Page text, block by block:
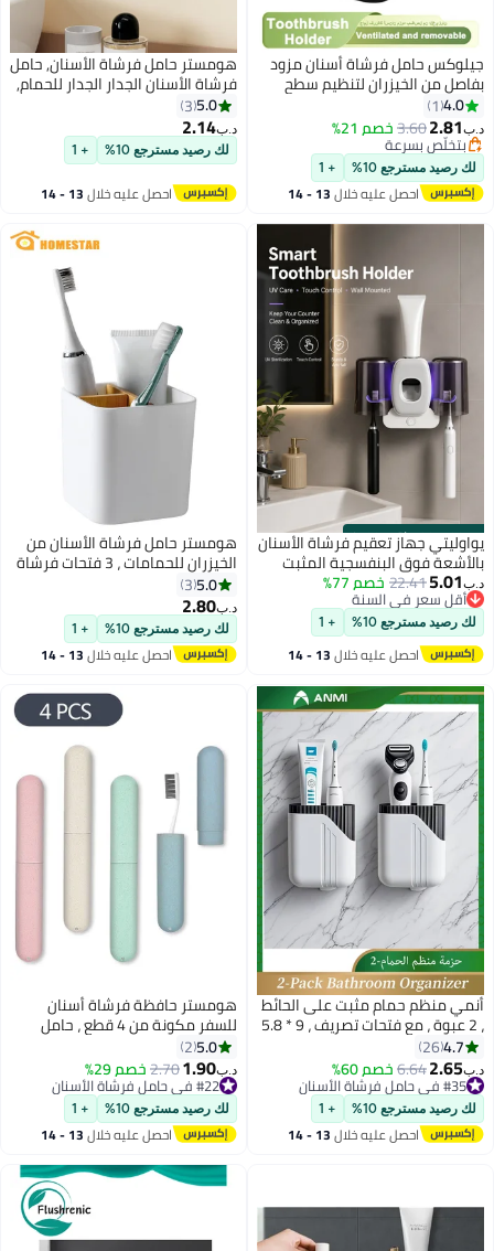
جيلوكس حامل فرشاة أسنان مزود
بفاصل من الخيزران لتنظيم سطح
الحمام، حامل بلاستيكي قابل للفك
ومقاوم للانزلاق لتخزين فرشاة
الأسنان الكهربائية مع نظام تصريف
للمياه، مناسب للاستحمام، سطح
الحمام، ومنضدة التزيين، أسود
4.0
1
د.ب‏2.81
3.60خصم 21%
بتخلّص بسرعة
بتخلّص بسرعة
لك رصيد مسترجع 10% + 1
احصل عليه خلال 13 - 14
اغسطس
هومستر حامل فرشاة الأسنان, حامل
فرشاة الأسنان الجدار الجدار للحمام,
2 فتحات حامل فرشاة الأسنان
الكهربائية, منظم الحمام
5.0
3
د.ب‏2.14
لك رصيد مسترجع 10% + 1
احصل عليه خلال 13 - 14
اغسطس
00m:00s
·باقي 100%
يواوليتي جهاز تعقيم فرشاة الأسنان
بالأشعة فوق البنفسجية المثبت
على الحائط وموزع معجون الأسنان
الأوتوماتيكي، حامل فرشاة أسنان
مقاوم للغبار مزود بكوبين، منظم
حمام لا يحتاج إلى حفر مناسب
للعائلة
د.ب‏5.01
22.41خصم 77%
أقل سعر في السنة
أقل سعر في السنة
لك رصيد مسترجع 10% + 1
احصل عليه خلال 13 - 14
هومستر حامل فرشاة الأسنان من
الخيزران للحمامات ، 3 فتحات فرشاة
الأسنان وحامل معجون الأسنان
الحمام منظم عداد فرشاة الأسنان
الكهربائية ، خيوط الأسنان ، الحلاقة ،
الأبيض
5.0
3
د.ب‏2.80
لك رصيد مسترجع 10% + 1
احصل عليه خلال 13 - 14
أنمي منظم حمام مثبت على الحائط
، 2 عبوة ، مع فتحات تصريف ، 9 * 5.8
* 10 سم (أبيض) 4.7
26
د.ب‏2.65
6.64خصم 60%
#35 في حامل فرشاة الأسنان
#35 في حامل فرشاة الأسنان
لك رصيد مسترجع 10% + 1
احصل عليه خلال 13 - 14
هومستر حافظة فرشاة أسنان
للسفر مكونة من 4 قطع ، حامل
بلاستيكي قابل للتنفس والتخييم في
المنزل المدرسي
5.0
2
د.ب‏1.90
2.70خصم 29%
#22 في حامل فرشاة الأسنان
#22 في حامل فرشاة الأسنان
لك رصيد مسترجع 10% + 1
احصل عليه خلال 13 - 14